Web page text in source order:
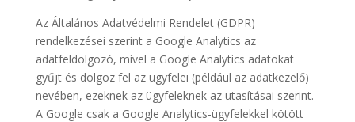
Az Általános Adatvédelmi Rendelet (GDPR)
rendelkezései szerint a Google Analytics az
adatfeldolgozó, mivel a Google Analytics adatokat
gyűjt és dolgoz fel az ügyfelei (például az adatkezelő)
nevében, ezeknek az ügyfeleknek az utasításai szerint.
A Google csak a Google Analytics-ügyfelekkel kötött